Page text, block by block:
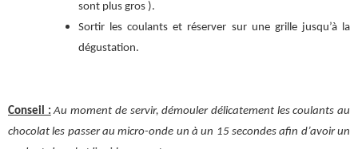
sont plus gros ).
Sortir les coulants et réserver sur une grille jusqu’à la
dégustation.
Conseil : Au moment de servir, démouler délicatement les coulants au
chocolat les passer au micro-onde un à un 15 secondes afin d’avoir un